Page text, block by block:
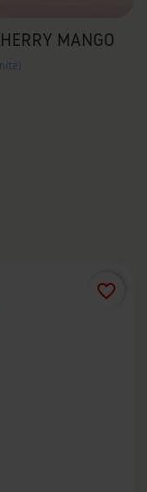
MANGO
favorite_border